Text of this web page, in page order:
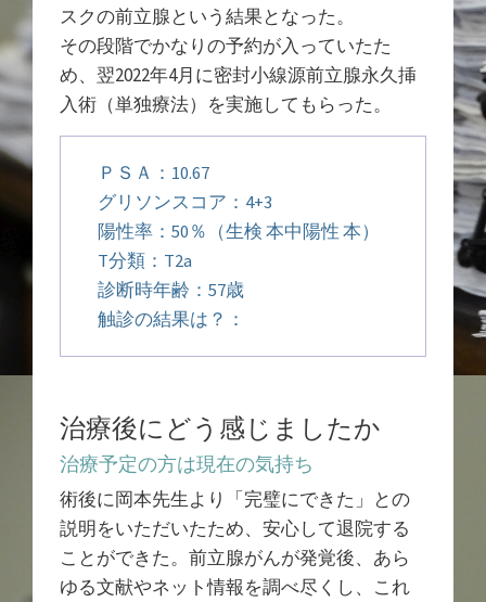
スクの前立腺という結果となった。
その段階でかなりの予約が入っていたた
め、翌2022年4月に密封小線源前立腺永久挿
入術（単独療法）を実施してもらった。
ＰＳＡ：10.67
グリソンスコア：4+3
陽性率：50％（生検 本中陽性 本）
T分類：T2a
診断時年齢：57歳
触診の結果は？：
治療後にどう感じましたか
治療予定の方は現在の気持ち
術後に岡本先生より「完璧にできた」との
説明をいただいたため、安心して退院する
ことができた。前立腺がんが発覚後、あら
ゆる文献やネット情報を調べ尽くし、これ